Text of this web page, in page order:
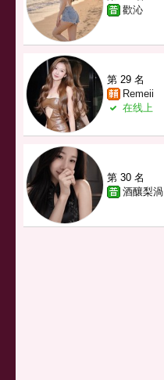
歡沁
第 29 名
Remeii
在线上
第 30 名
酒釀梨渦